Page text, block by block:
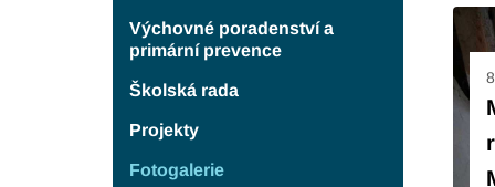
Výchovné poradenství a
primární prevence
Školská rada
Projekty
Fotogalerie